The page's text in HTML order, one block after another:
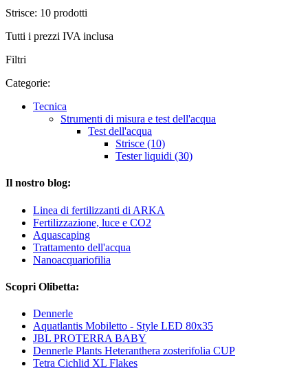
Strisce: 10 prodotti
Tutti i prezzi IVA inclusa
Filtri
Categorie:
Tecnica
Strumenti di misura e test dell'acqua
Test dell'acqua
Strisce (10)
Tester liquidi (30)
Il nostro blog:
Linea di fertilizzanti di ARKA
Fertilizzazione, luce e CO2
Aquascaping
Trattamento dell'acqua
Nanoacquariofilia
Scopri Olibetta:
Dennerle
Aquatlantis Mobiletto - Style LED 80x35
JBL PROTERRA BABY
Dennerle Plants Heteranthera zosterifolia CUP
Tetra Cichlid XL Flakes